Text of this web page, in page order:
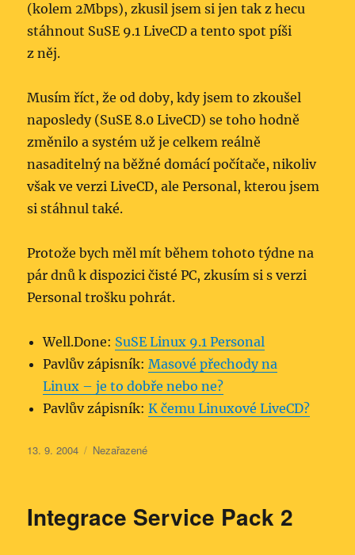
(kolem 2Mbps), zkusil jsem si jen tak z hecu
stáhnout SuSE 9.1 LiveCD a tento spot píši
z něj.
Musím říct, že od doby, kdy jsem to zkoušel
naposledy (SuSE 8.0 LiveCD) se toho hodně
změnilo a systém už je celkem reálně
nasaditelný na běžné domácí počítače, nikoliv
však ve verzi LiveCD, ale Personal, kterou jsem
si stáhnul také.
Protože bych měl mít během tohoto týdne na
pár dnů k dispozici čisté PC, zkusím si s verzi
Personal trošku pohrát.
Well.Done: SuSE Linux 9.1 Personal
Pavlův zápisník:Masové přechody na
Linux – je to dobře nebo ne?
Pavlův zápisník:K čemu Linuxové LiveCD?
Publikováno:
13. 9. 2004 Rubriky:
Nezařazené
Integrace Service Pack 2